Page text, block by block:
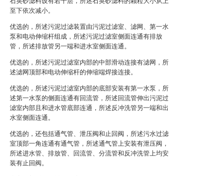
至下依次减小。
优选的，所述污泥过滤装置由污泥过滤室、滤网、第一水
泵和电动伸缩杆组成，所述污泥过滤室侧面连通有排放
管，所述排放管另一端和进水室侧面连通。
优选的，所述污泥过滤室内部的中部滑动连接有滤网，所
述滤网顶部和电动伸缩杆的伸缩端焊接连接。
优选的，所述污泥过滤室内部的底部安装有第一水泵，所
述第一水泵的侧面连通有回流管，所述回流管伸出污泥过
滤室内部且和进水管底部连通，所述反冲洗管另一端和出
水室侧面连通。
优选的，还包括通气管、泄压阀和止回阀，所述污水过滤
室顶部一角连通有通气管，所述通气管上安装有泄压阀，
所述进水管、排放管、回流管、分流管和反冲洗管上均安
装有止回阀。